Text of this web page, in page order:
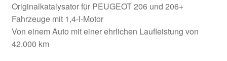
Originalkatalysator für PEUGEOT 206 und 206+
Fahrzeuge mit 1,4-l-Motor
Von einem Auto mit einer ehrlichen Laufleistung von
42.000 km